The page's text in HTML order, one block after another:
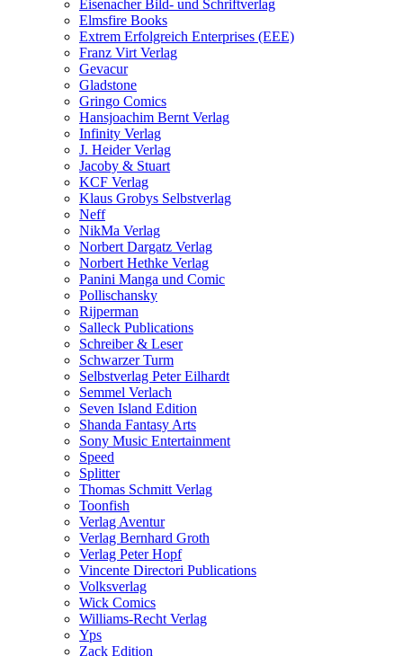
Eisenacher Bild- und Schriftverlag
Elmsfire Books
Extrem Erfolgreich Enterprises (EEE)
Franz Virt Verlag
Gevacur
Gladstone
Gringo Comics
Hansjoachim Bernt Verlag
Infinity Verlag
J. Heider Verlag
Jacoby & Stuart
KCF Verlag
Klaus Grobys Selbstverlag
Neff
NikMa Verlag
Norbert Dargatz Verlag
Norbert Hethke Verlag
Panini Manga und Comic
Pollischansky
Rijperman
Salleck Publications
Schreiber & Leser
Schwarzer Turm
Selbstverlag Peter Eilhardt
Semmel Verlach
Seven Island Edition
Shanda Fantasy Arts
Sony Music Entertainment
Speed
Splitter
Thomas Schmitt Verlag
Toonfish
Verlag Aventur
Verlag Bernhard Groth
Verlag Peter Hopf
Vincente Directori Publications
Volksverlag
Wick Comics
Williams-Recht Verlag
Yps
Zack Edition